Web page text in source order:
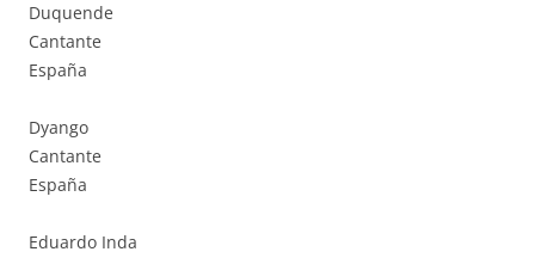
Duquende
Cantante
España
Dyango
Cantante
España
Eduardo Inda